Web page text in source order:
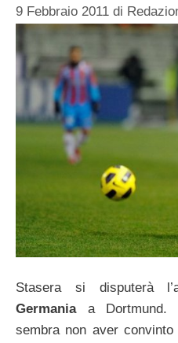
9 Febbraio 2011 di
Stasera si disputerà
Germaniaa Dortmund.
sembra non aver